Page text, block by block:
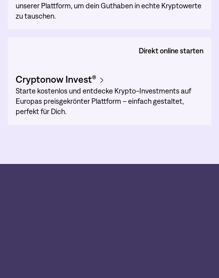
unserer Plattform, um dein Guthaben in echte Kryptowerte
zu tauschen.
Direkt online starten
Cryptonow Invest®
Starte kostenlos und entdecke Krypto-Investments auf
Europas preisgekrönter Plattform – einfach gestaltet,
perfekt für Dich.